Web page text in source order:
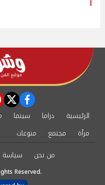
الرئيسية دراما سينما
مرأة
مجتمع
منوعات
من نحن
سياسة
Reserved.